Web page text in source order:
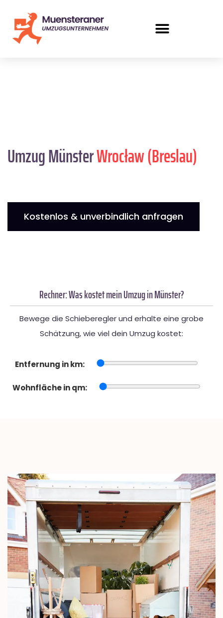
Umzug MünsterWrocław (Breslau)
Kostenlos & unverbindlich anfragen
Rechner: Was kostet mein Umzug in Münster?
Bewege die Schieberegler und erhalte eine grobe
Schätzung, wie viel dein Umzug kostet:
Entfernung in km:
Wohnfläche in qm: